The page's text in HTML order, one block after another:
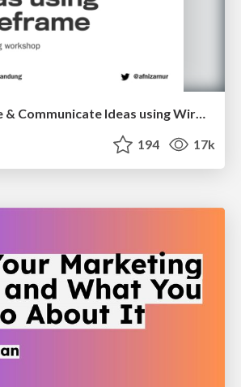
Easily Structure & Communicate Ideas using Wireframe
194 17k